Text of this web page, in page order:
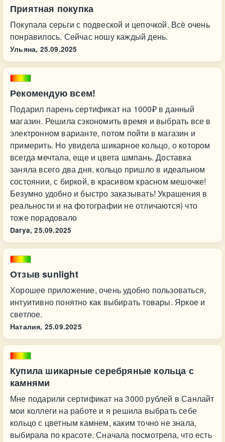
Приятная покупка
Покупала серьги с подвеской и цепочкой. Всё очень
понравилось. Сейчас ношу каждый день.
Ульяна, 25.09.2025
Рекомендую всем!
Подарил парень сертификат на 1000₽ в данный
магазин. Решила сэкономить время и выбрать все в
электронном варианте, потом пойти в магазин и
примерить. Но увидела шикарное кольцо, о котором
всегда мечтала, еще и цвета шмпань. Доставка
заняла всего два дня, кольцо пришло в идеальном
состоянии, с биркой, в красивом красном мешочке!
Безумно удобно и быстро заказывать! Украшения в
реальности и на фотографии не отличаются) что
тоже порадовало
Darya, 25.09.2025
Отзыв sunlight
Хорошее приложение, очень удобно пользоваться,
интуитивно понятно как выбирать товары. Яркое и
светлое.
Наталия, 25.09.2025
Купила шикарные серебряные кольца с
камнями
Мне подарили сертификат на 3000 рублей в Санлайт
мои коллеги на работе и я решила выбрать себе
кольцо с цветным камнем, каким точно не знала,
выбирала по красоте. Сначала посмотрела, что есть